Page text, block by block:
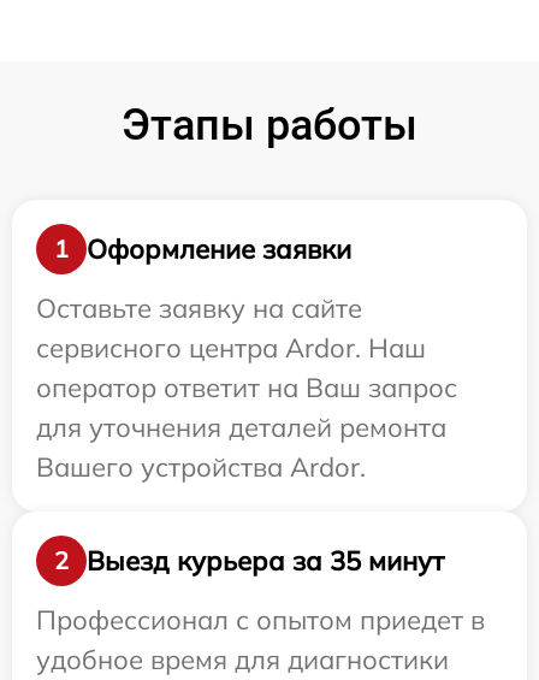
Этапы работы
1
Оформление заявки
Оставьте заявку на сайте
сервисного центра Ardor. Наш
оператор ответит на Ваш запрос
для уточнения деталей ремонта
Вашего устройства Ardor.
2
Выезд курьера за 35 минут
Профессионал с опытом приедет в
удобное время для диагностики